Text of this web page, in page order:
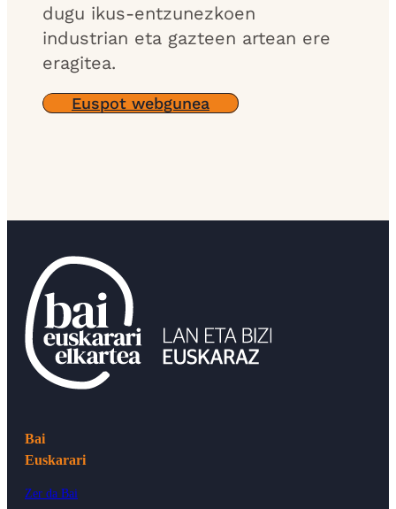
dugu ikus-entzunezkoen
industrian eta gazteen artean ere
eragitea.
Euspot webgunea
Bai
Euskarari
Zer da Bai